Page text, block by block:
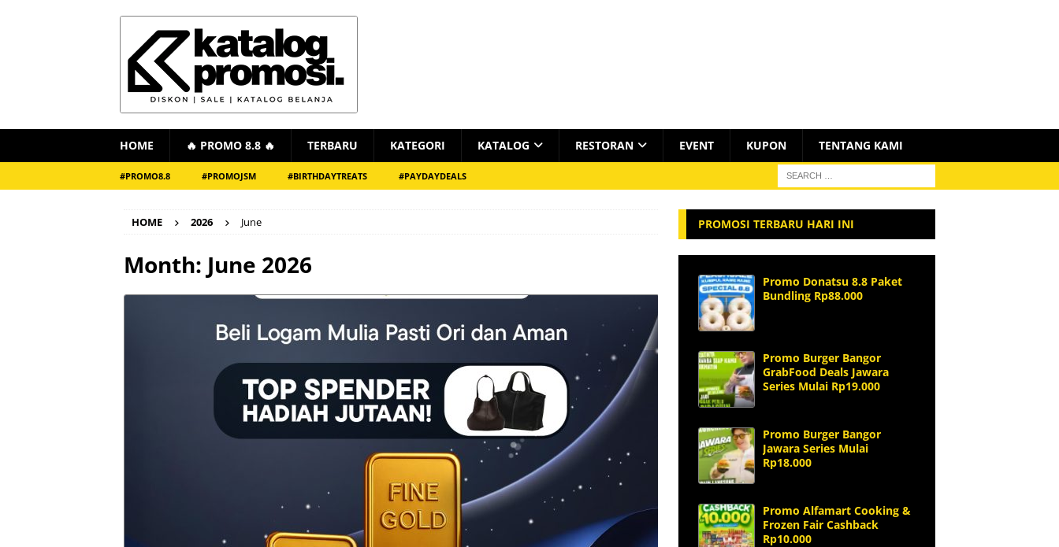
HOME 🔥 PROMO 8.8 🔥 TERBARU KATEGORI KATALOG RESTORAN EVENT KUPON TENTANG KAMI
#PROMO8.8 #PROMOJSM #BIRTHDAYTREATS #PAYDAYDEALS
HOME 2026 June
Month: June 2026
PROMOSI TERBARU HARI INI
Promo Donatsu 8.8 Paket
Bundling Rp88.000
Promo Burger Bangor
GrabFood Deals Jawara
Series Mulai Rp19.000
Promo Burger Bangor
Jawara Series Mulai
Rp18.000
Promo Alfamart Cooking &
Frozen Fair Cashback
Rp10.000